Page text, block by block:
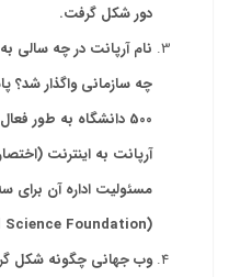
دور شکل گرفت.
نام آرپانت در چه سالی
500 دانشگاه به طور
آرپانت به اینترنت (
مسئولیت اداره آن برای
(National Science Foundation)
وب جهانی چگونه شکل